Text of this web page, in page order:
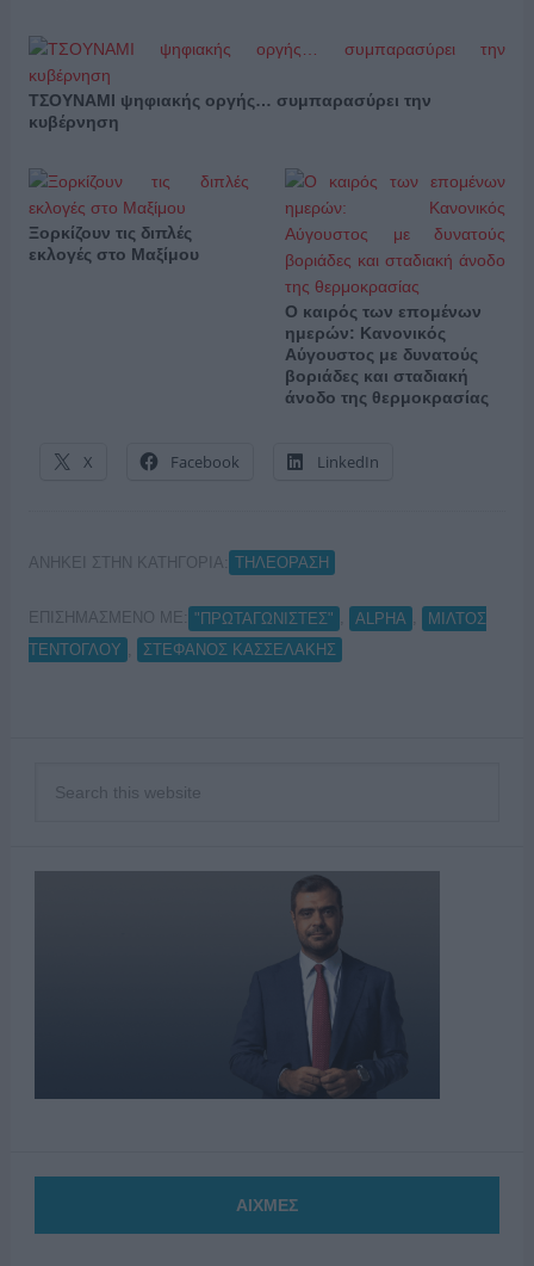
ΤΣΟΥΝΑΜΙ ψηφιακής οργής… συμπαρασύρει την
κυβέρνηση
Ξορκίζουν τις διπλές
εκλογές στο Μαξίμου
Ο καιρός των επομένων
ημερών: Κανονικός
Αύγουστος με δυνατούς
βοριάδες και σταδιακή
άνοδο της θερμοκρασίας
X Facebook LinkedIn
ΑΝΗΚΕΙ ΣΤΗΝ ΚΑΤΗΓΟΡΙΑ: ΤΗΛΕΟΡΑΣΗ
ΕΠΙΣΗΜΑΣΜΕΝΟ ΜΕ: "ΠΡΩΤΑΓΩΝΙΣΤΕΣ" ALPHA
ΜΙΛΤΟΣ
ΤΕΝΤΟΓΛΟΥ
ΣΤΕΦΑΝΟΣ ΚΑΣΣΕΛΑΚΗΣ
ΑΙΧΜΕΣ